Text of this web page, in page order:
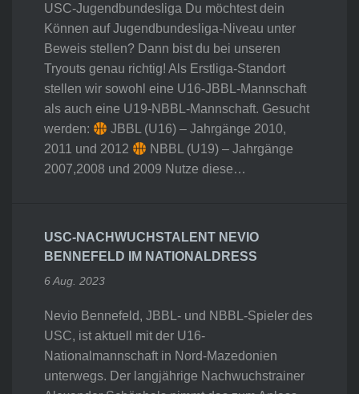
USC-Jugendbundesliga Du möchtest dein
Können auf Jugendbundesliga-Niveau unter
Beweis stellen? Dann bist du bei unseren
Tryouts genau richtig! Als Erstliga-Standort
stellen wir sowohl eine U16-JBBL-Mannschaft
als auch eine U19-NBBL-Mannschaft. Gesucht
werden:
JBBL (U16) – Jahrgänge 2010,
2011 und 2012
NBBL (U19) – Jahrgänge
2007,2008 und 2009 Nutze diese…
USC-NACHWUCHSTALENT NEVIO
BENNEFELD IM NATIONALDRESS
6 Aug. 2023
Nevio Bennefeld, JBBL- und NBBL-Spieler des
USC, ist aktuell mit der U16-
Nationalmannschaft in Nord-Mazedonien
unterwegs. Der langjährige Nachwuchstrainer